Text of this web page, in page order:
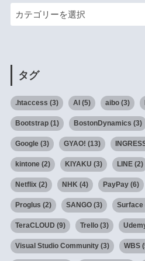
タグ
.htaccess (3) AI (5) aibo(3)
Bootstrap(1) BostonDynamics (3)
Google(3) GYAO! (13)
kintone(2) KIYAKU (3) LINE(2)
Netflix(2) NHK(4) PayPay(6)
Proglus (2) SANGO(3) Surface
TeraCLOUD (9) Trello(3)
Visual Studio Community(3) WBS